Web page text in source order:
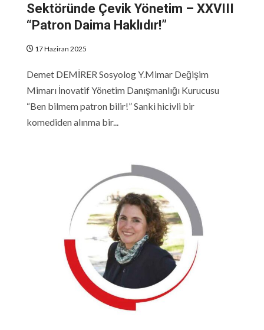
Sektöründe Çevik Yönetim – XXVIII
“Patron Daima Haklıdır!”
17 Haziran 2025
Demet DEMİRER Sosyolog Y.Mimar Değişim
Mimarı İnovatif Yönetim Danışmanlığı Kurucusu
“Ben bilmem patron bilir!” Sanki hicivli bir
komediden alınma bir...